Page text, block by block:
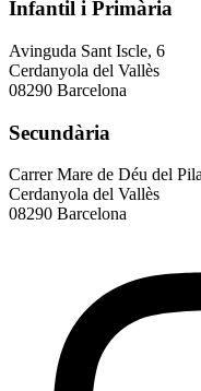
Infantil i Primària
Avinguda Sant Iscle, 6
Cerdanyola del Vallès
08290 Barcelona
Secundària
Carrer Mare de Déu del
Cerdanyola del Vallès
08290 Barcelona